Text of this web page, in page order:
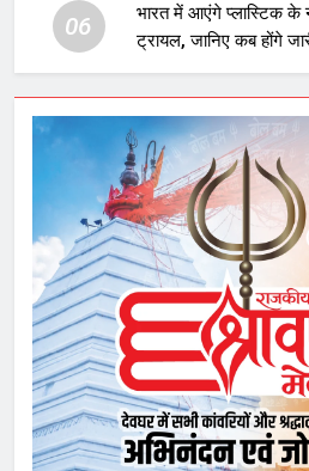
06
भारत में आएंगे प्लास्टिक के
ट्रायल, जानिए कब होंगे